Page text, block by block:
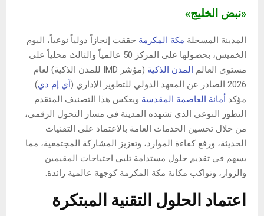
«نبض الخليج»
المدينة المسجلة مكة المكرمة حققت إنجازاً دولياً نوعياً، اليوم
الخميس، بحصولها على المركز 50 عالمياً والثالث محلياً على
مستوى العالم المدن الذكية
(مؤشر IMD للمدن الذكية) لعام
2026 الصادر عن المعهد الدولي للتطوير الإداري (
آي إم دي).
مؤكد أمانة العاصمة المقدسة ويعكس هذا التصنيف المتقدم
التطور النوعي الذي تشهده المدينة في مسار التحول الرقمي،
من خلال تحسين الخدمات العامة بالاعتماد على التقنيات
الحديثة، ورفع كفاءة الموارد، وتعزيز المشاركة المجتمعية، مما
يسهم في تقديم حلول مستدامة تلبي احتياجات المقيمين
والزوار، وتواكب مكانة مكة المكرمة كوجهة عالمية رائدة.
اعتماد الحلول التقنية المبتكرة